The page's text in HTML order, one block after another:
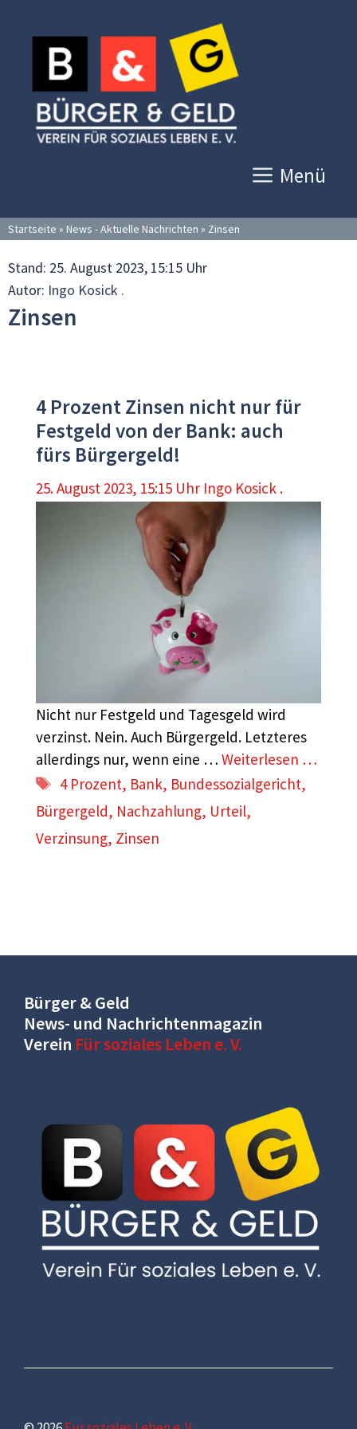
Inhalt
springen
Menü
Startseite » News - Aktuelle Nachrichten » Zinsen
Stand: 25. August 2023, 15:15 Uhr
Autor: Ingo Kosick .
Zinsen
4 Prozent Zinsen nicht nur für
Festgeld von der Bank: auch
fürs Bürgergeld!
25. August 2023, 15:15 Uhr Ingo Kosick .
Nicht nur Festgeld und Tagesgeld wird
verzinst. Nein. Auch Bürgergeld. Letzteres
allerdings nur, wenn eine … Weiterlesen …
Schlagwörter
4 Prozent, Bank, Bundessozialgericht,
Bürgergeld, Nachzahlung, Urteil,
Verzinsung, Zinsen
Bürger & Geld
News- und Nachrichtenmagazin
Verein Für soziales Leben e. V.